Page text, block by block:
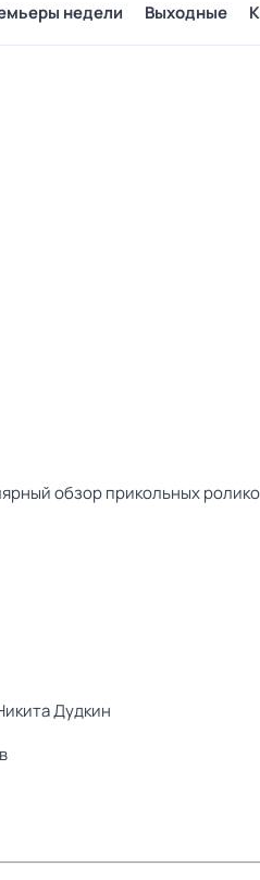
недели Выходные
обзор прикольных
Дудкин